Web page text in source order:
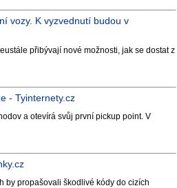
vozy. K vyzvednutí budou v
přibývají nové možnosti, jak se dostat z
- Tyinternety.cz
a otevírá svůj první pickup point. V
by propašovali škodlivé kódy do cizích